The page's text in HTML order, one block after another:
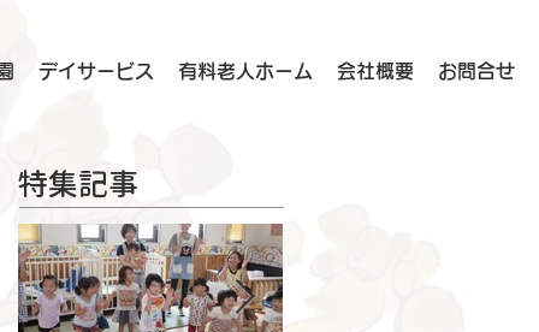
デイサービス 有料老人ホーム 会社概要 お問合せ
特集記事